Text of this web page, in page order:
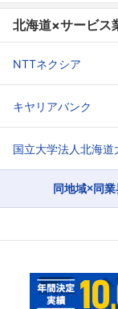
北海道×サービス
NTTネクシア
キヤリアバンク
国立大学法人北海道
同地域×同